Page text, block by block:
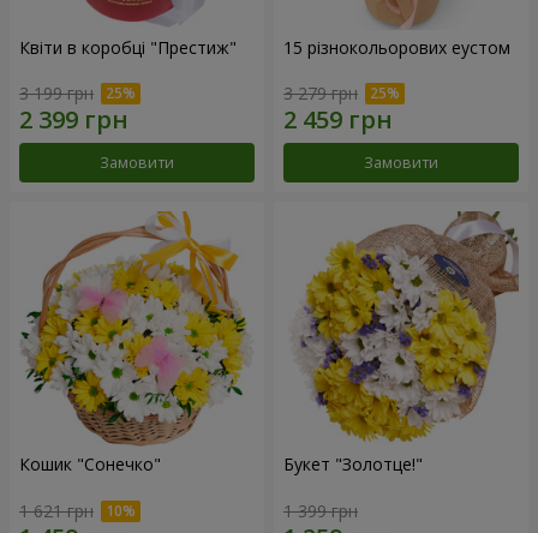
Квіти в коробці "Престиж"
3 199 грн
Замовити
15 різнокольорових еустом
3 279 грн
Замовити
Кошик "Сонечко"
1 621 грн
Букет "Золотце!"
1 399 грн